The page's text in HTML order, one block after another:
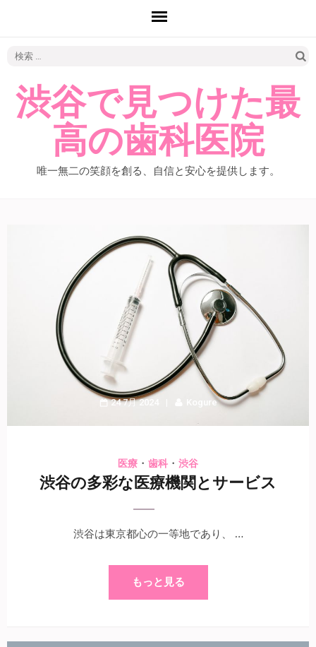
索:
渋谷で見つけた最
高の歯科医院
唯一無二の笑顔を創る、自信と安心を提供します。
24 7月 2024 Kogure
医療 ・ 歯科 ・ 渋谷
渋谷の多彩な医療機関とサービス
渋谷は東京都心の一等地であり、 …
もっと見る